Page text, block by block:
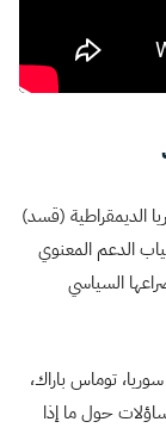
الديمقراطية (قسد)
الدعم المعنوي
السياسي
توماس باراك،
حول ما إذا